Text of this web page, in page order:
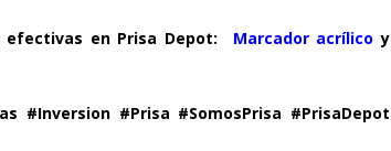
efectivas en Prisa Depot: Marcador acrílico y
#Inversion #Prisa #SomosPrisa #PrisaDepot